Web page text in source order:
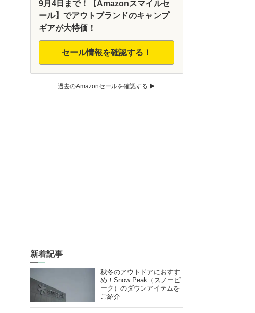
9月4日まで！【Amazonスマイルセ
ール】でアウトブランドのキャンプ
ギアが大特価！
セール情報を確認する！
過去のAmazonセールを確認する ▶︎
新着記事
秋冬のアウトドアにおすす
め！Snow Peak（スノーピ
ーク）のダウンアイテムを
ご紹介